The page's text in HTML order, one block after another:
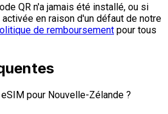
QR n'a jamais été installé, ou si
en raison d'un défaut de notre
de remboursement pour tous
pour Nouvelle-Zélande ?